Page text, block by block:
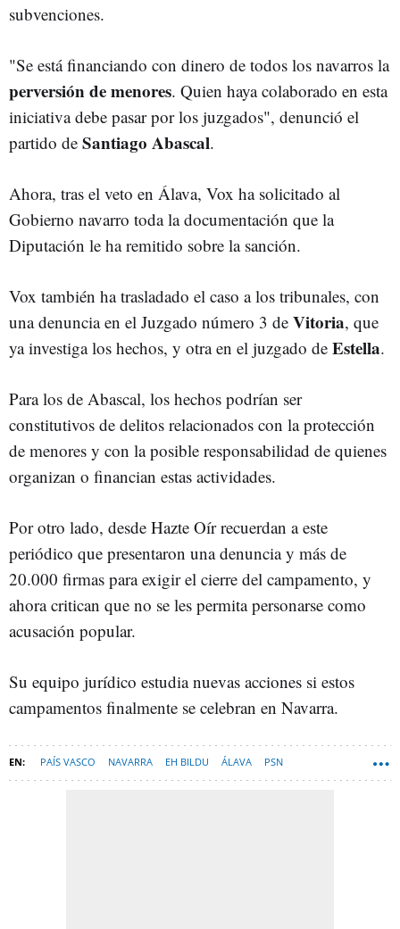
subvenciones.
"Se está financiando con dinero de todos los navarros la
perversión de menores. Quien haya colaborado en esta
iniciativa debe pasar por los juzgados", denunció el
partido de Santiago Abascal.
Ahora, tras el veto en Álava, Vox ha solicitado al
Gobierno navarro toda la documentación que la
Diputación le ha remitido sobre la sanción.
Vox también ha trasladado el caso a los tribunales, con
una denuncia en el Juzgado número 3 de Vitoria, que
ya investiga los hechos, y otra en el juzgado de Estella.
Para los de Abascal, los hechos podrían ser
constitutivos de delitos relacionados con la protección
de menores y con la posible responsabilidad de quienes
organizan o financian estas actividades.
Por otro lado, desde Hazte Oír recuerdan a este
periódico que presentaron una denuncia y más de
20.000 firmas para exigir el cierre del campamento, y
ahora critican que no se les permita personarse como
acusación popular.
Su equipo jurídico estudia nuevas acciones si estos
campamentos finalmente se celebran en Navarra.
PAÍS VASCO NAVARRA EH BILDU ÁLAVA PSN